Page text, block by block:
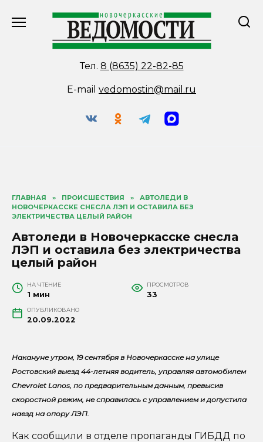
Тел. 8 (8635) 22-82-85
E-mail vedomostin@mail.ru
ГЛАВНАЯ » ПРОИСШЕСТВИЯ »
АВТОЛЕДИ В
НОВОЧЕРКАССКЕ СНЕСЛА ЛЭП И ОСТАВИЛА БЕЗ
ЭЛЕКТРИЧЕСТВА ЦЕЛЫЙ РАЙОН
Автоледи в Новочеркасске снесла
ЛЭП и оставила без электричества
целый район
НА ЧТЕНИЕ
1 мин
ПРОСМОТРОВ
33
ОПУБЛИКОВАНО
20.09.2022
Накануне утром, 19 сентября в Новочеркасске на улице
Ростовский выезд 44-летняя водитель, управляя автомобилем
Chevrolet Lanos, по предварительным данным, превысив
скоростной режим, не справилась с управлением и допустила
наезд на опору ЛЭП.
Как сообщили в отделе пропаганды ГИБДД по